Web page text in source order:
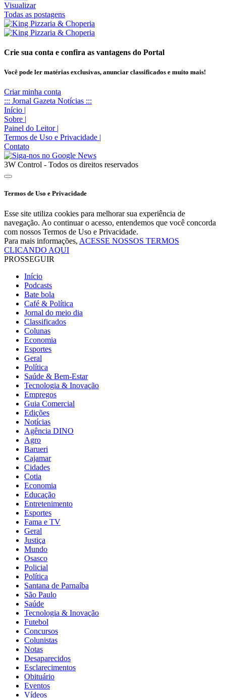
Visualizar
Todas as postagens
Crie sua conta e confira as vantagens do Portal
Você pode ler matérias exclusivas, anunciar classificados e muito mais!
Criar minha conta
::: Jornal Gazeta Notícias :::
Início |
Sobre |
Painel do Leitor |
Termos de Uso e Privacidade |
Contato
3W Control - Todos os direitos reservados
Termos de Uso e Privacidade
Esse site utiliza cookies para melhorar sua experiência de
navegação. Ao continuar o acesso, entendemos que você concorda
com nossos Termos de Uso e Privacidade.
Para mais informações, ACESSE NOSSOS TERMOS
CLICANDO AQUI
PROSSEGUIR
Início
Podcasts
Bate bola
Café & Política
Jornal do meio dia
Classificados
Colunas
Economia
Esportes
Geral
Política
Saúde & Bem-Estar
Tecnologia & Inovação
Empregos
Guia Comercial
Edições
Notícias
Agência DINO
Agro
Barueri
Cajamar
Cidades
Cotia
Economia
Educação
Entretenimento
Esportes
Fama e TV
Geral
Justiça
Mundo
Osasco
Policial
Política
Santana de Parnaíba
São Paulo
Saúde
Tecnologia & Inovação
Futebol
Concursos
Colunistas
Notas
Desaparecidos
Esclarecimentos
Obituário
Eventos
Vídeos